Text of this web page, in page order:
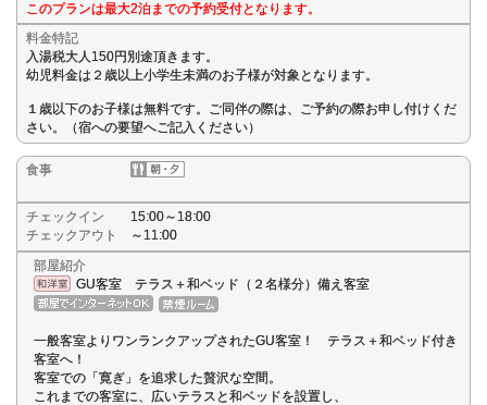
このプランは最大2泊までの予約受付となります。
料金特記
入湯税大人150円別途頂きます。
幼児料金は２歳以上小学生未満のお子様が対象となります。
１歳以下のお子様は無料です。ご同伴の際は、ご予約の際お申し付けくだ
さい。（宿への要望へご記入ください）
食事
チェックイン
15:00～18:00
チェックアウト
～11:00
部屋紹介
GU客室 テラス＋和ベッド（２名様分）備え客室
一般客室よりワンランクアップされたGU客室！ テラス＋和ベッド付き
客室へ！
客室での「寛ぎ」を追求した贅沢な空間。
これまでの客室に、広いテラスと和ベッドを設置し、